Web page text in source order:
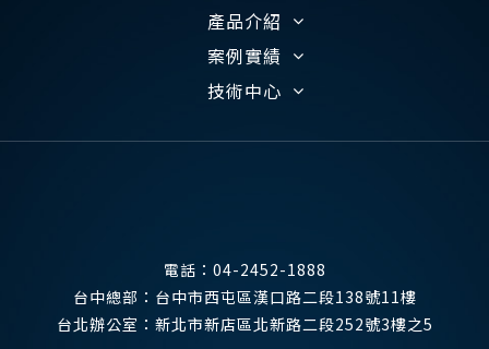
產品介紹
案例實績
技術中心
電話： 04-2452-1888
台中總部： 台中市西屯區漢口路二段138號11樓
台北辦公室： 新北市新店區北新路二段252號3樓之5